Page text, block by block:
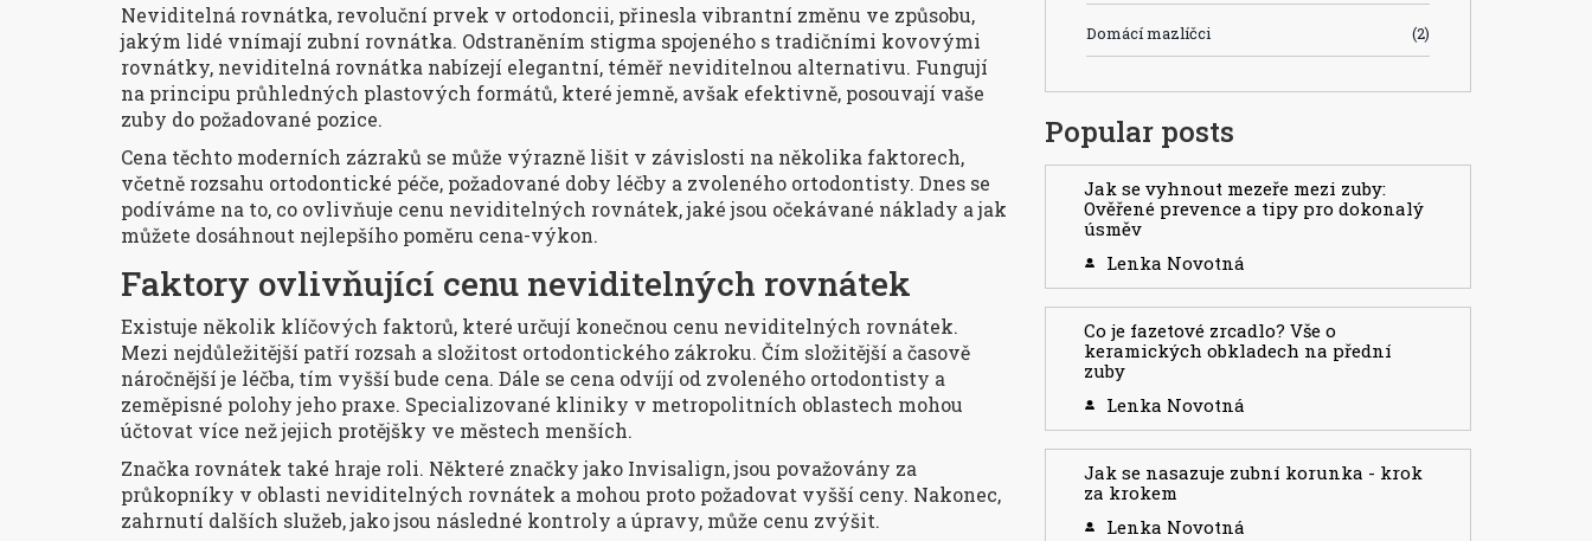
Neviditelná rovnátka, revoluční prvek v ortodoncii, přinesla vibrantní změnu ve způsobu,
jakým lidé vnímají zubní rovnátka. Odstraněním stigma spojeného s tradičními kovovými
rovnátky, neviditelná rovnátka nabízejí elegantní, téměř neviditelnou alternativu. Fungují
na principu průhledných plastových formátů, které jemně, avšak efektivně, posouvají vaše
zuby do požadované pozice.
Cena těchto moderních zázraků se může výrazně lišit v závislosti na několika faktorech,
včetně rozsahu ortodontické péče, požadované doby léčby a zvoleného ortodontisty. Dnes se
podíváme na to, co ovlivňuje cenu neviditelných rovnátek, jaké jsou očekávané náklady a jak
můžete dosáhnout nejlepšího poměru cena-výkon.
Faktory ovlivňující cenu neviditelných rovnátek
Existuje několik klíčových faktorů, které určují konečnou cenu neviditelných rovnátek.
Mezi nejdůležitější patří rozsah a složitost ortodontického zákroku. Čím složitější a časově
náročnější je léčba, tím vyšší bude cena. Dále se cena odvíjí od zvoleného ortodontisty a
zeměpisné polohy jeho praxe. Specializované kliniky v metropolitních oblastech mohou
účtovat více než jejich protějšky ve městech menších.
Značka rovnátek také hraje roli. Některé značky jako Invisalign, jsou považovány za
průkopníky v oblasti neviditelných rovnátek a mohou proto požadovat vyšší ceny. Nakonec,
zahrnutí dalších služeb, jako jsou následné kontroly a úpravy, může cenu zvýšit.
Domácí mazlíčci (2)
Popular posts
Jak se vyhnout mezeře mezi zuby:
Ověřené prevence a tipy pro dokonalý
úsměv
Lenka Novotná
Co je fazetové zrcadlo? Vše o
keramických obkladech na přední
zuby
Lenka Novotná
Jak se nasazuje zubní korunka - krok
za krokem
Lenka Novotná